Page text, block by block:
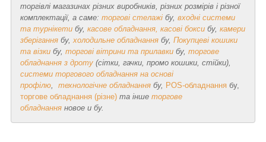
торгівлі магазинах різних виробників, різних розмірів і різної
комплектації, а саме: торгові стелажі бу, входні системи
та турнікети бу, касове обладнання, касові бокси бу, камери
зберігання бу, холодильне обладнання бу, Покупцеві кошики
та візки бу, торгові вітрини та прилавки бу, торгове
обладнання з дроту (сітки, гачки, промо кошики, стійки),
системи торгового обладнання на основі
профілю
технологічне обладнання бу, POS-обладнання бу,
торгове обладнання (різне) та інше торгове
обладнання новое и бу.